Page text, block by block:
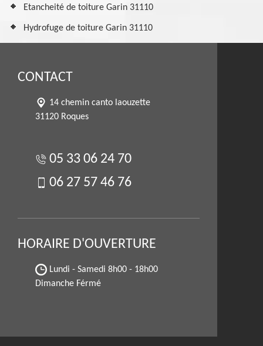
Etancheité de toiture Garin 31110
Hydrofuge de toiture Garin 31110
CONTACT
14 chemin canto laouzette
31120 Roques
05 33 06 24 70
06 27 57 46 76
HORAIRE D'OUVERTURE
Lundi - Samedi 8h00 - 18h00
Dimanche Férmé